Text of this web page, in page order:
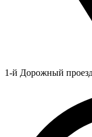
1-й Дорожный